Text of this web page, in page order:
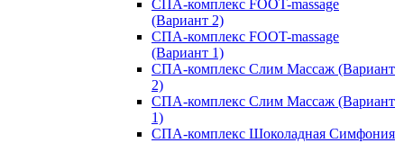
СПА-комплекс FOOT-massage
(Вариант 2)
СПА-комплекс FOOT-massage
(Вариант 1)
СПА-комплекс Слим Массаж (Вариант
2)
СПА-комплекс Слим Массаж (Вариант
1)
СПА-комплекс Шоколадная Симфония